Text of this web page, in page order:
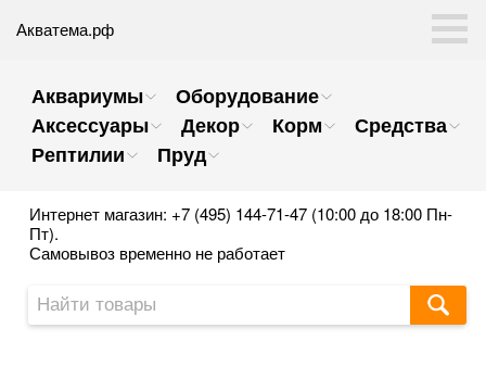
Акватема.рф
Аквариумы
Оборудование
Аксессуары
Декор Корм
Средства
Рептилии
Пруд
Интернет магазин: +7 (495) 144-71-47 (10:00 до 18:00 Пн-
Пт).
Самовывоз временно не работает